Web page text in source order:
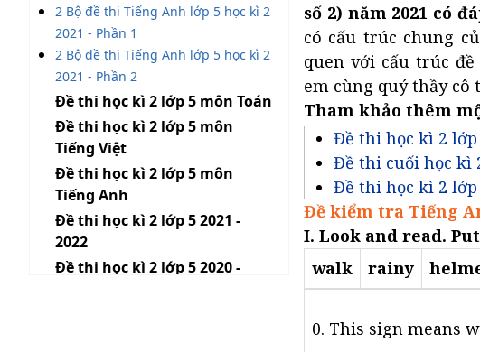
2 Bộ đề thi Tiếng Anh lớp 5 học kì 2
2021 - Phần 1
2 Bộ đề thi Tiếng Anh lớp 5 học kì 2
2021 - Phần 2
Đề thi học kì 2 lớp 5 môn Toán
Đề thi học kì 2 lớp 5 môn
Tiếng Việt
Đề thi học kì 2 lớp 5 môn
Tiếng Anh
Đề thi học kì 2 lớp 5 2021 -
2022
Đề thi học kì 2 lớp 5 2020 -
số 2) năm 2021 có
có cấu trúc chung
quen với cấu trúc
em cùng quý thầy cô
Tham khảo thêm
Đề thi học kì 2 lớp
Đề thi cuối học kì
Đề thi học kì 2 lớp
Đề kiểm tra Tiếng
I. Look and read.
walk
rainy
0. This sign means